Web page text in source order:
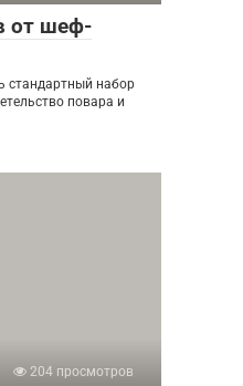
от шеф-
стандартный набор
повара и
204 просмотров